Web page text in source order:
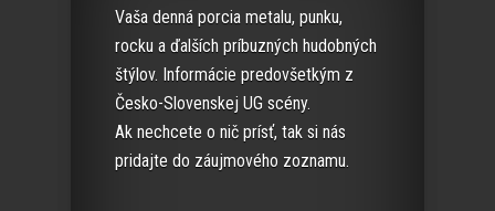
Vaša denná porcia metalu, punku,
rocku a ďalších príbuzných hudobných
štýlov. Informácie predovšetkým z
Česko-Slovenskej UG scény.
Ak nechcete o nič prísť, tak si nás
pridajte do záujmového zoznamu.